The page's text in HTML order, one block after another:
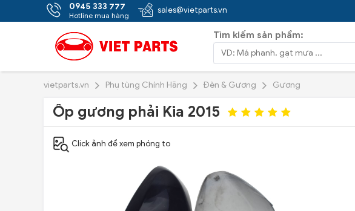
0945 333 777
Hotline mua hàng
sales@vietparts.vn
Tìm kiếm sản phẩm:
vietparts.vn Phụ tùng Chính Hãng Đèn & Gương Gương
Ốp gương phải Kia 2015
Click ảnh để xem phóng to